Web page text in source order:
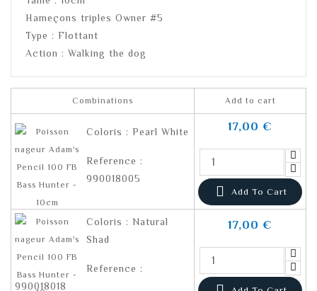
Hameçons triples Owner #5
Type : Flottant
Action : Walking the dog
Combinations Add to cart
Coloris : Pearl White
Reference :
990018005
17,00 €
 Add To Cart
Coloris : Natural
Shad
Reference :
990018018
17,00 €